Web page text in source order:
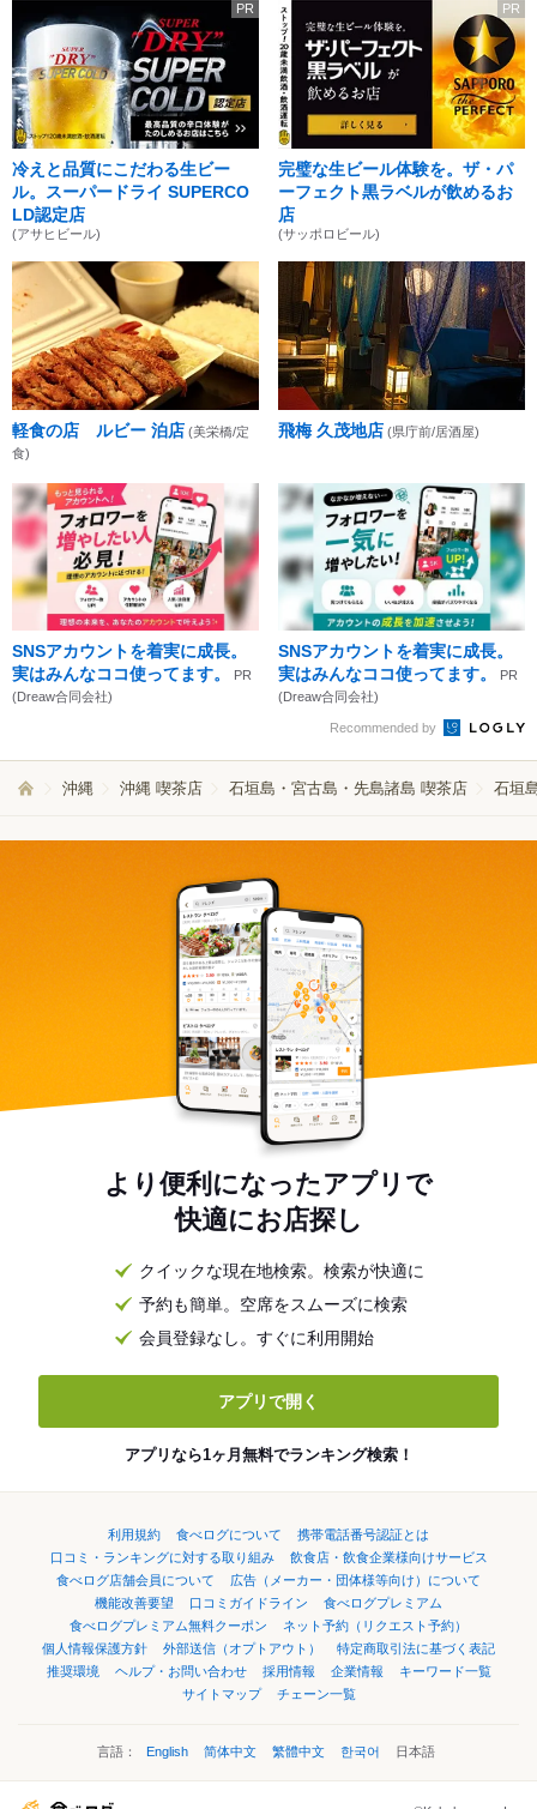
PR
冷えと品質にこだわる生ビー
ル。スーパードライ SUPERCO
LD認定店
(アサヒビール)
PR
完璧な生ビール体験を。ザ・パ
ーフェクト黒ラベルが飲めるお
店
(サッポロビール)
軽食の店 ルビー 泊店 (美栄橋/定
食)
飛梅 久茂地店 (県庁前/居酒屋)
SNSアカウントを着実に成長。
実はみんなココ使ってます。
PR
(Dreaw合同会社)
SNSアカウントを着実に成長。
実はみんなココ使ってます。
PR
(Dreaw合同会社)
Recommended by
沖縄 沖縄 喫茶店 石垣島・宮古島・先島諸島 喫茶店 石垣
より便利になったアプリで
快適にお店探し
クイックな現在地検索。検索が快適に
予約も簡単。空席をスムーズに検索
会員登録なし。すぐに利用開始
アプリで開く
アプリなら1ヶ月無料でランキング検索！
利用規約 食べログについて
携帯電話番号認証とは
口コミ・ランキングに対する取り組み
飲食店・飲食企業様向けサービス
食べログ店舗会員について
広告（メーカー・団体様等向け）について
機能改善要望
口コミガイドライン
食べログプレミアム
食べログプレミアム無料クーポン
ネット予約（リクエスト予約）
個人情報保護方針
外部送信（オプトアウト）
特定商取引法に基づく表記
推奨環境
ヘルプ・お問い合わせ 採用情報 企業情報
キーワード一覧
サイトマップ
チェーン一覧
言語： English 简体中文 繁體中文 한국어 日本語